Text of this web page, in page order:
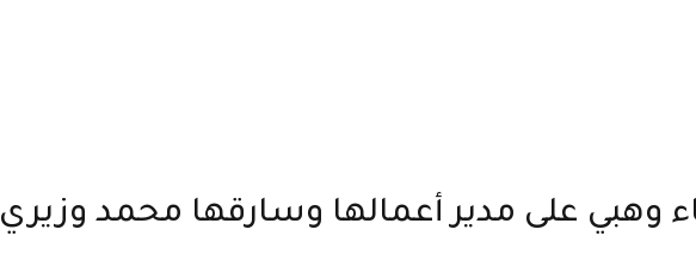
وهبي على مدير أعمالها وسارقها محمد وزيري